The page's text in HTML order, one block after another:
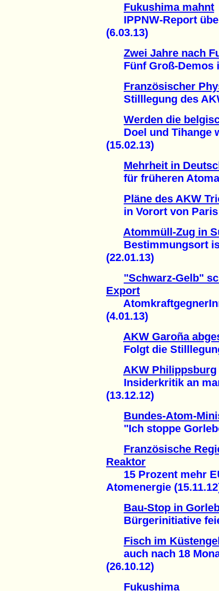
Fukushima mahnt
IPPNW-Report
(6.03.13)
Zwei Jahre nach
Fünf Groß-Demos
Französischer
Stilllegung des
Werden die
Doel und Tihange
(15.02.13)
Mehrheit in
für früheren
Pläne des AKW
in Vorort von Paris
Atommüll-Zug in
Bestimmungsort
(22.01.13)
"Schwarz-Gelb"
Export
(4.01.13)
AKW Garoña
Folgt die
AKW Philippsburg
Insiderkritik an
(13.12.12)
Bundes-Atom-
"Ich stoppe
Französische
Reaktor
15 Prozent mehr
Atomenergie
Bau-Stop in
Bürgerinitiative
Fisch im
auch nach 18
(26.10.12)
Fukushima